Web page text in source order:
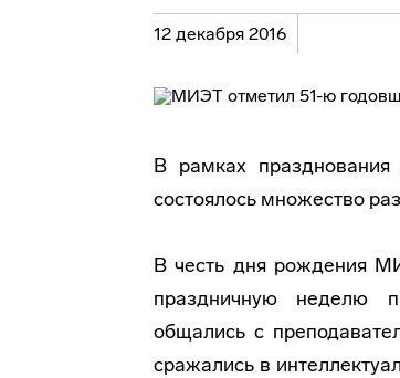
12 декабря 2016
В рамках
состоялось множество
В честь дня рождения
праздничную неделю
общались с
сражались в